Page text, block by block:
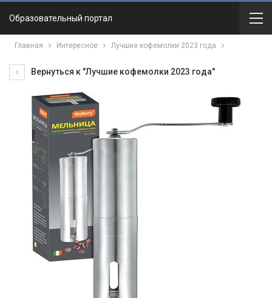
Образовательный портал
Главная Интересное Лучшие кофемолки 2023 года
Вернуться к "Лучшие кофемолки 2023 года"